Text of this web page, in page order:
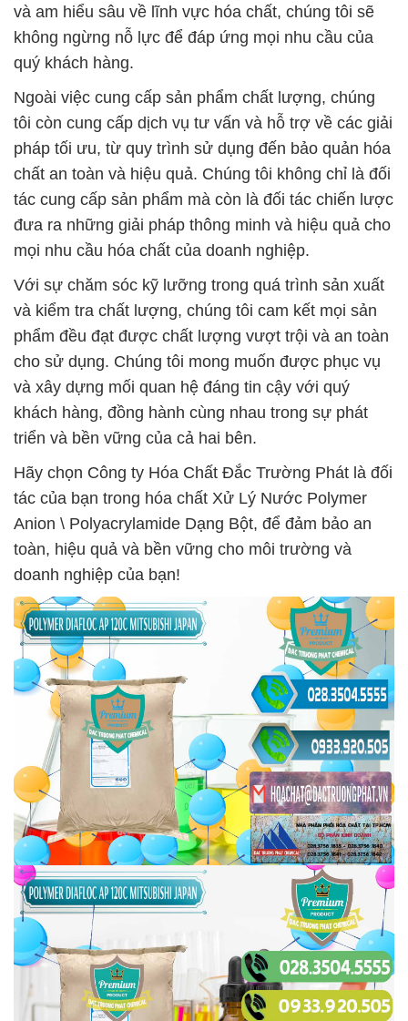
và am hiểu sâu về lĩnh vực hóa chất, chúng tôi sẽ
không ngừng nỗ lực để đáp ứng mọi nhu cầu của
quý khách hàng.
Ngoài việc cung cấp sản phẩm chất lượng, chúng
tôi còn cung cấp dịch vụ tư vấn và hỗ trợ về các giải
pháp tối ưu, từ quy trình sử dụng đến bảo quản hóa
chất an toàn và hiệu quả. Chúng tôi không chỉ là đối
tác cung cấp sản phẩm mà còn là đối tác chiến lược
đưa ra những giải pháp thông minh và hiệu quả cho
mọi nhu cầu hóa chất của doanh nghiệp.
Với sự chăm sóc kỹ lưỡng trong quá trình sản xuất
và kiểm tra chất lượng, chúng tôi cam kết mọi sản
phẩm đều đạt được chất lượng vượt trội và an toàn
cho sử dụng. Chúng tôi mong muốn được phục vụ
và xây dựng mối quan hệ đáng tin cậy với quý
khách hàng, đồng hành cùng nhau trong sự phát
triển và bền vững của cả hai bên.
Hãy chọn Công ty Hóa Chất Đắc Trường Phát là đối
tác của bạn trong hóa chất Xử Lý Nước Polymer
Anion \ Polyacrylamide Dạng Bột, để đảm bảo an
toàn, hiệu quả và bền vững cho môi trường và
doanh nghiệp của bạn!